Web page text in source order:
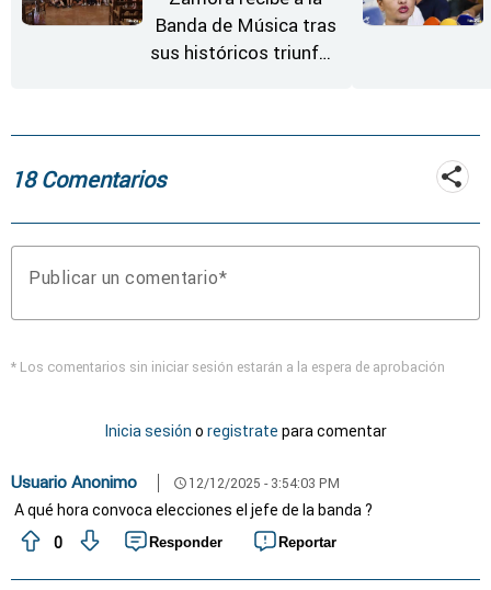
Banda de Música tras
sus históricos triunfos
18 Comentarios
Publicar un comentario
* Los comentarios sin iniciar sesión estarán a la espera de aprobación
Inicia sesión o registrate para comentar
Usuario Anonimo schedule 12/12/2025 - 3:54:03 PM
A qué hora convoca elecciones el jefe de la banda ?
0
Responder Reportar